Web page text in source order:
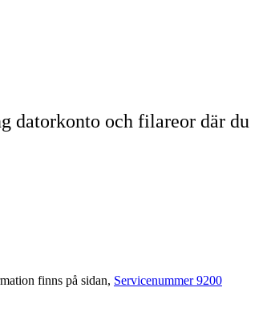
datorkonto och filareor där du
finns på sidan, Servicenummer 9200